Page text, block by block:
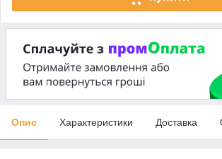
Опис Характеристики Доставка